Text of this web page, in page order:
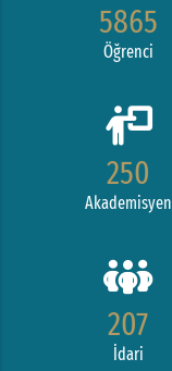
5865
Öğrenci
250
Akademisyen
207
İdari